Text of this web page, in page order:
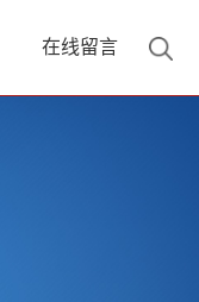
在线留言